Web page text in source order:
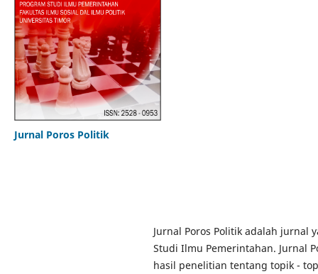
Jurnal Poros Politik
Jurnal Poros Politik adalah jurnal
Studi Ilmu Pemerintahan. Jurnal
hasil penelitian tentang topik -